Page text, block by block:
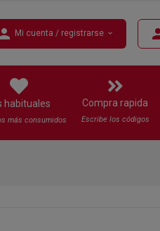
Mi cuenta / registrarse expand_more
habituales
más consumidos
Compra rapida
Escribe los códigos